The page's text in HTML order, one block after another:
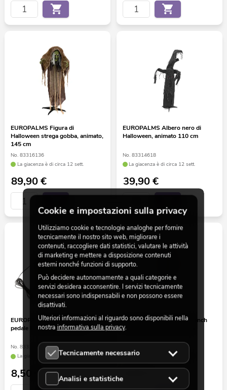
EUROPALMS Figura di
Halloween strega gobba, animato,
145 cm
No. 83316136
La giacenza è di circa 12 sett.
89,90€
EUROPALMS Albero nero di
Halloween, animato 110 cm
No. 83314618
La giacenza è di circa 12 sett.
39,90€
EUROPALMS Interruttore a
pedale Halloween Step Here
No. 83316109
La giacenza è di circa 10 sett.
8,50 €
EUROPALMS Magnolia branch
(EVA), artificial, white pink
La giacenza è di circa 12 sett.
8,50€
Cookie e impostazioni sulla privacy
Utilizziamo cookie e tecnologie analoghe per fornire
tecnicamente il nostro sito web, migliorare i
contenuti, raccogliere dati statistici, valutare le attività
di marketing e mettere a disposizione contenuti
esterni nonché funzioni di supporto.
Può decidere autonomamente a quali categorie e
servizi desidera acconsentire. I servizi tecnicamente
necessari sono indispensabili e non possono essere
disattivati.
Ulteriori informazioni al riguardo sono disponibili nella
nostra informativa sulla privacy.
Tecnicamente necessario
Analisi e statistiche